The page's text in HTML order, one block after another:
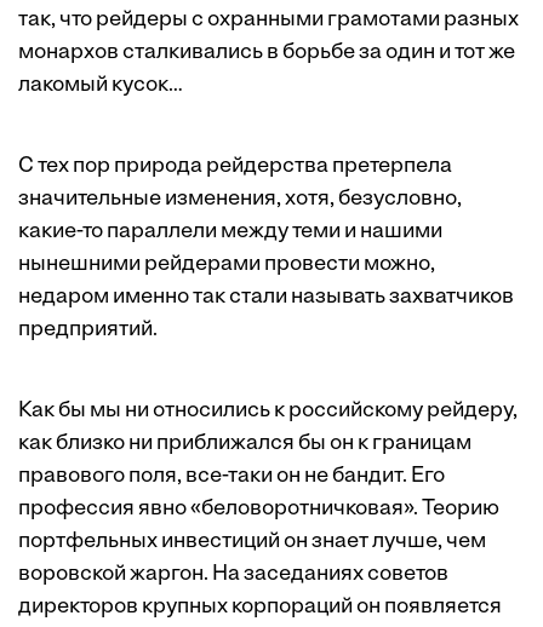
так, что рейдеры с охранными грамотами разных
монархов сталкивались в борьбе за один и тот же
лакомый кусок…
С тех пор природа рейдерства претерпела
значительные изменения, хотя, безусловно,
какие-то параллели между теми и нашими
нынешними рейдерами провести можно,
недаром именно так стали называть захватчиков
предприятий.
Как бы мы ни относились к российскому рейдеру,
как близко ни приближался бы он к границам
правового поля, все-таки он не бандит. Его
профессия явно «беловоротничковая». Теорию
портфельных инвестиций он знает лучше, чем
воровской жаргон. На заседаниях советов
директоров крупных корпораций он появляется